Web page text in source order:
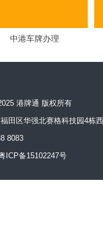
中港车牌办理
港牌通 版权所有
田区华强北赛格科技园4栋
8083
ICP备15102247号